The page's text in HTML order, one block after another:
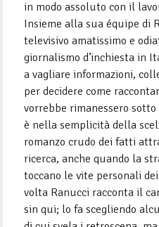
in modo assoluto con il
Insieme alla sua équipe di
televisivo amatissimo e
giornalismo d’inchiesta in
a vagliare informazioni,
per decidere come
vorrebbe rimanessero
è nella semplicità della
romanzo crudo dei fatti
ricerca, anche quando la
toccano le vite personali
volta Ranucci racconta il
sin qui; lo fa scegliendo